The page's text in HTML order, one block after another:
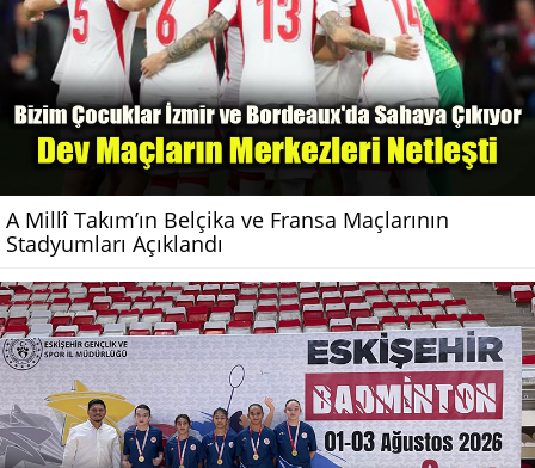
A Millî Takım’ın Belçika ve Fransa Maçlarının
Stadyumları Açıklandı